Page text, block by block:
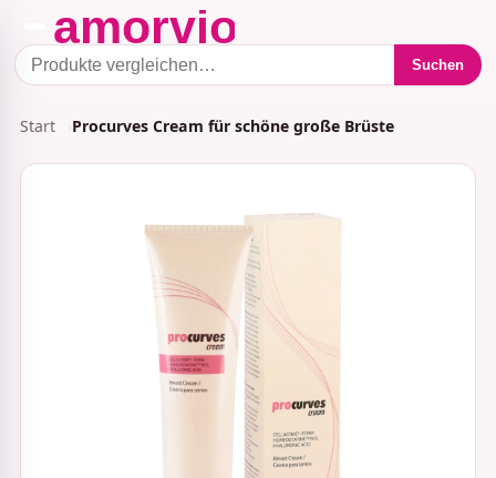
Suchen
Start Procurves Cream für schöne große Brüste